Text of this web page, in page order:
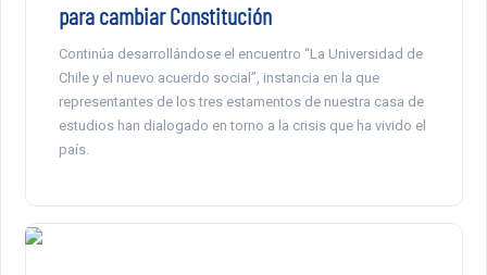
para cambiar Constitución
Continúa desarrollándose el encuentro “La Universidad de
Chile y el nuevo acuerdo social”, instancia en la que
representantes de los tres estamentos de nuestra casa de
estudios han dialogado en torno a la crisis que ha vivido el
país.